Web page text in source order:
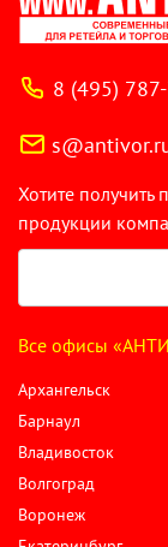
8 (495)
Хотите получить
продукции
Все офисы
Архангельск
Барнаул
Владивосток
Волгоград
Воронеж